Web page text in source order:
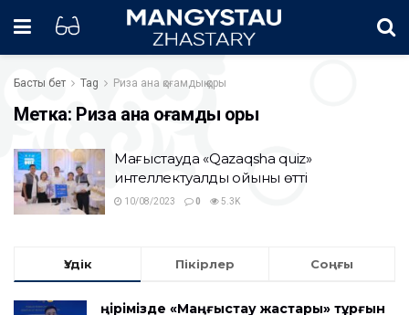
Басты бет Tag Риза ана қоғамдық қоры
Метка: Риза ана қоғамдық қоры
Маңғыстауда «Qazaqsha quiz»
интеллектуалды ойыны өтті
10/08/2023 0 5.3K
Үздік Пікірлер Соңғы
Өңірімізде «Маңғыстау жастары» тұрғын